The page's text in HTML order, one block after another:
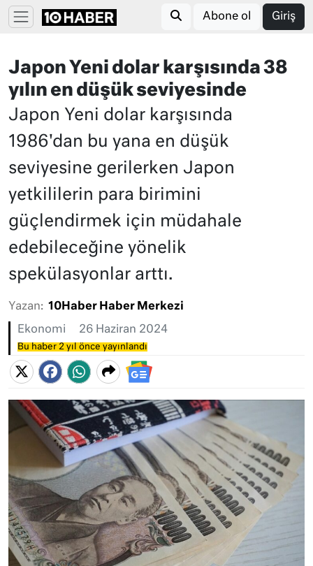
Abone ol Giriş
Japon Yeni dolar karşısında 38
yılın en düşük seviyesinde
Japon Yeni dolar karşısında
1986'dan bu yana en düşük
seviyesine gerilerken Japon
yetkililerin para birimini
güçlendirmek için müdahale
edebileceğine yönelik
spekülasyonlar arttı.
Yazan: 10Haber Haber Merkezi
Ekonomi 26 Haziran 2024
Bu haber 2 yıl önce yayınlandı